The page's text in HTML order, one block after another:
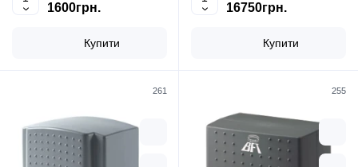
1600грн.
Купити
16750грн.
Купити
261 255